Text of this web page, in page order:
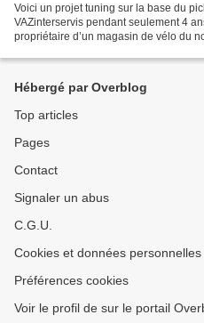
Voici un projet tuning sur la base du
VAZinterservis pendant seulement 4
propriétaire d’un magasin de vélo du
Hébergé par Overblog
Top articles
Pages
Contact
Signaler un abus
C.G.U.
Cookies et données personnelles
Préférences cookies
Voir le profil de sur le portail